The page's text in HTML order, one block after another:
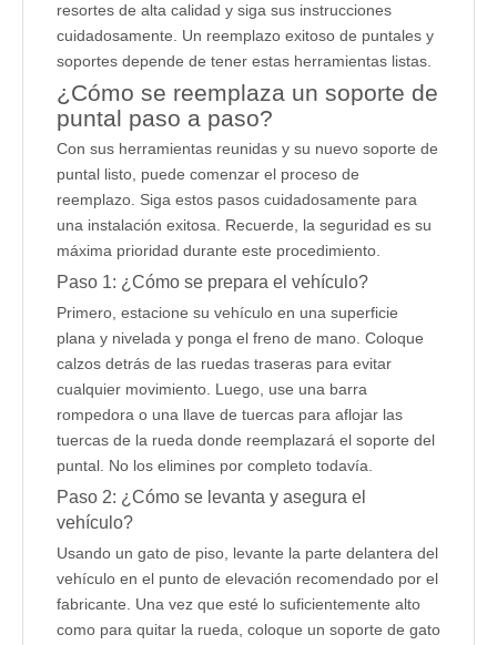
resortes de alta calidad y siga sus instrucciones
cuidadosamente. Un reemplazo exitoso de puntales y
soportes depende de tener estas herramientas listas.
¿Cómo se reemplaza un soporte de
puntal paso a paso?
Con sus herramientas reunidas y su nuevo soporte de
puntal listo, puede comenzar el proceso de
reemplazo. Siga estos pasos cuidadosamente para
una instalación exitosa. Recuerde, la seguridad es su
máxima prioridad durante este procedimiento.
Paso 1: ¿Cómo se prepara el vehículo?
Primero, estacione su vehículo en una superficie
plana y nivelada y ponga el freno de mano. Coloque
calzos detrás de las ruedas traseras para evitar
cualquier movimiento. Luego, use una barra
rompedora o una llave de tuercas para aflojar las
tuercas de la rueda donde reemplazará el soporte del
puntal. No los elimines por completo todavía.
Paso 2: ¿Cómo se levanta y asegura el
vehículo?
Usando un gato de piso, levante la parte delantera del
vehículo en el punto de elevación recomendado por el
fabricante. Una vez que esté lo suficientemente alto
como para quitar la rueda, coloque un soporte de gato